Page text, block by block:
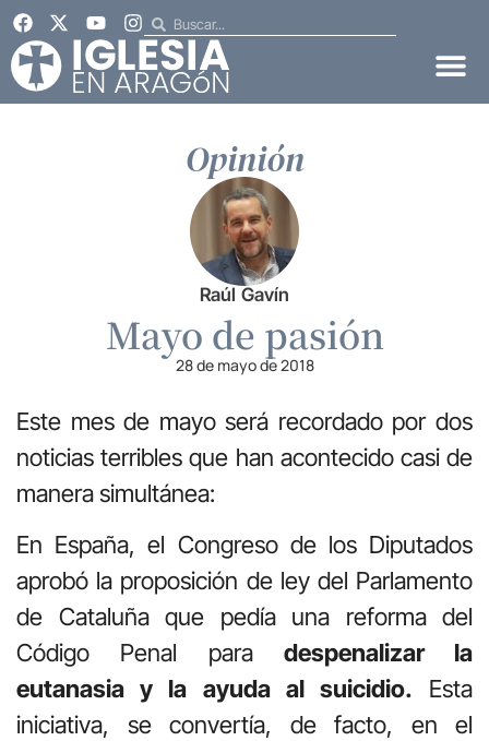
Opinión
Raúl Gavín
Mayo de pasión
28 de mayo de 2018
Este mes de mayo será recordado por dos
noticias terribles que han acontecido casi de
manera simultánea:
En España, el Congreso de los Diputados
aprobó la proposición de ley del Parlamento
de Cataluña que pedía una reforma del
Código Penal para despenalizar la
eutanasia y la ayuda al suicidio. Esta
iniciativa, se convertía, de facto, en el